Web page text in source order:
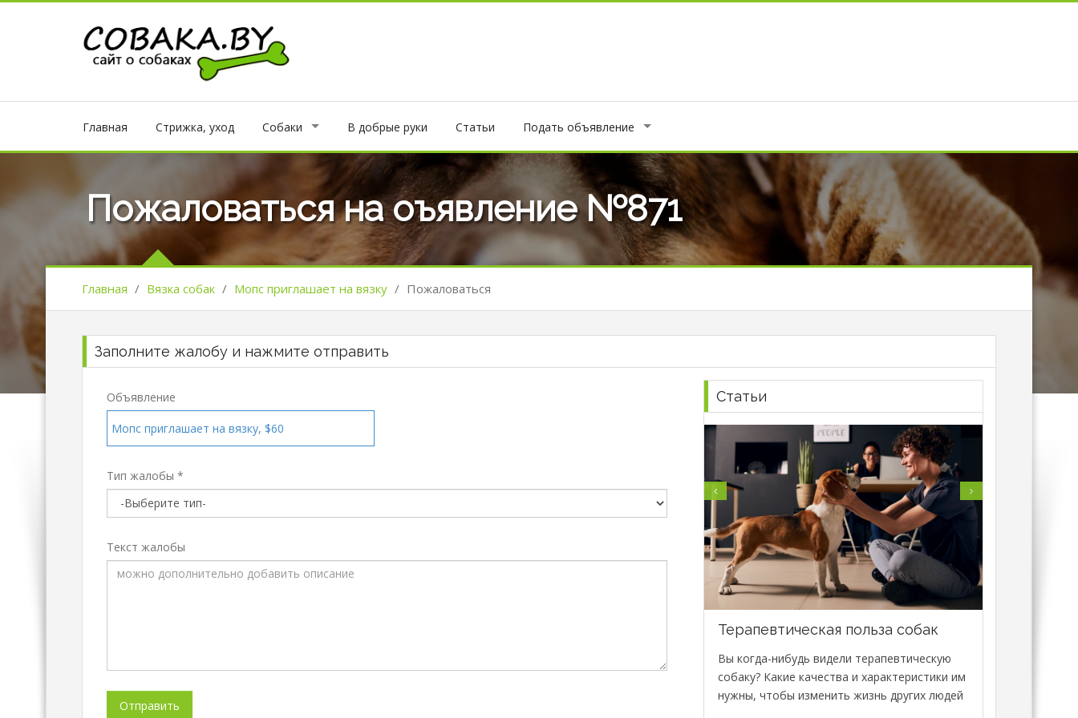
Главная Стрижка, уход Собаки В добрые руки Статьи Подать объявление
Пожаловаться на оъявление №871
Главная / Вязка собак / Мопс приглашает на вязку / Пожаловаться
Заполните жалобу и нажмите отправить
Объявление
Мопс приглашает на вязку, $60
Тип жалобы *
Текст жалобы
Статьи
Терапевтическая польза собак
Вы когда-нибудь видели терапевтическую
собаку? Какие качества и характеристики им
нужны, чтобы изменить жизнь других людей